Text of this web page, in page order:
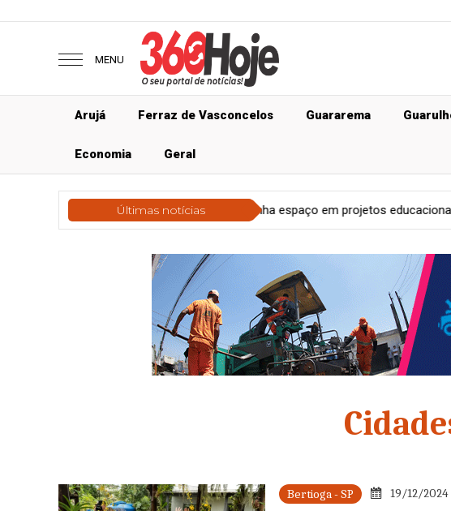
MENU
Arujá Ferraz de Vasconcelos Guararema
Economia Geral
Últimas notícias
Impressão 3D ganha espaço em projetos educacionais
Bertioga - SP 19/12/2024